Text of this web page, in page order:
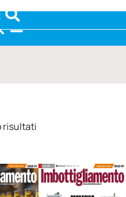
risultati